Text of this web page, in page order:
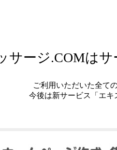
サージ.COMは
ご利用いただいた全て
今後は新サービス「エ